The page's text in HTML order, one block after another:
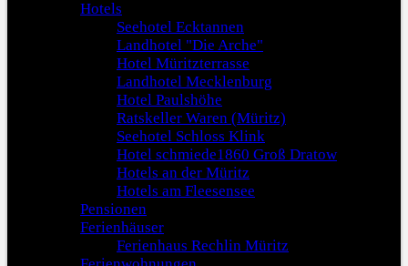
Hotels
Seehotel Ecktannen
Landhotel "Die Arche"
Hotel Müritzterrasse
Landhotel Mecklenburg
Hotel Paulshöhe
Ratskeller Waren (Müritz)
Seehotel Schloss Klink
Hotel schmiede1860 Groß Dratow
Hotels an der Müritz
Hotels am Fleesensee
Pensionen
Ferienhäuser
Ferienhaus Rechlin Müritz